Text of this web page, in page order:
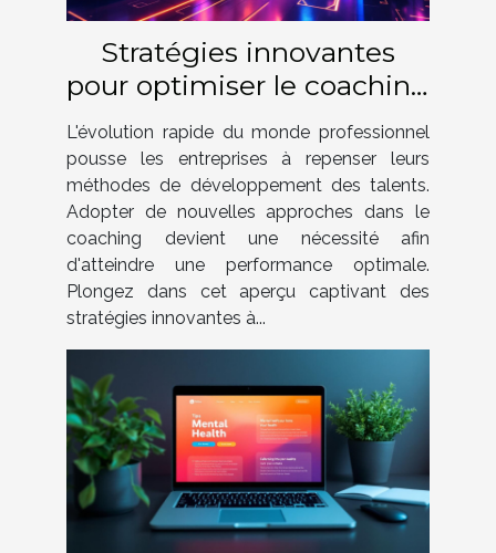
Stratégies innovantes
pour optimiser le coaching
en entreprise
L'évolution rapide du monde professionnel
pousse les entreprises à repenser leurs
méthodes de développement des talents.
Adopter de nouvelles approches dans le
coaching devient une nécessité afin
d'atteindre une performance optimale.
Plongez dans cet aperçu captivant des
stratégies innovantes à...